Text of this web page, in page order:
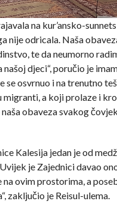
na kur’ansko-
nije odricala. Naša
te da neumorno
djeci“, poručio je
se osvrnuo i na trenutno
migranti, a koji prolaze i
obaveza svakog
Kalesija jedan je od
je Zajednici davao
ovim prostorima, a
zaključio je Reisul-ulema.